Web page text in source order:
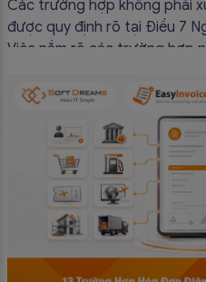
Các trường hợp không phải
được quy định rõ tại Điều 7
Việc nắm rõ các trường hợp
tránh lập hóa đơn không cần